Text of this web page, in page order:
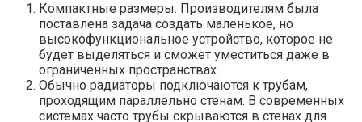
Компактные размеры. Производителям была
поставлена задача создать маленькое, но
высокофункциональное устройство, которое не
будет выделяться и сможет уместиться даже в
ограниченных пространствах.
Обычно радиаторы подключаются к трубам,
проходящим параллельно стенам. В современных
системах часто трубы скрываются в стенах для